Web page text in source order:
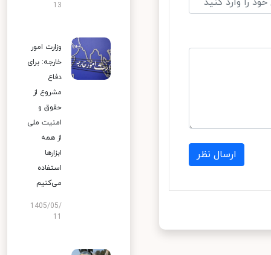
ارسال نظر
13
وزارت امور
خارجه: برای
دفاع
مشروع از
حقوق و
امنیت ملی
از همه
ابزارها
استفاده
می‌کنیم
1405/05/